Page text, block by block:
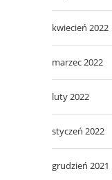
kwiecień 2022
marzec 2022
luty 2022
styczeń 2022
grudzień 2021